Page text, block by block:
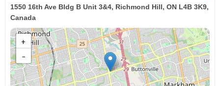
1550 16th Ave Bldg B Unit 3&4, Richmond Hill, ON L4B 3K9,
Canada
+
−